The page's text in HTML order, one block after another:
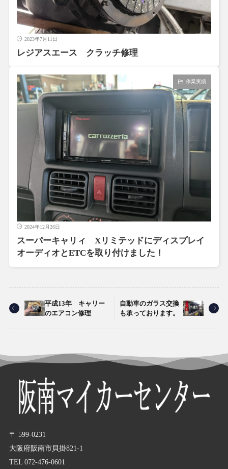
2023年7月11日
レジアスエース クラッチ修理
作業実績
2024年12月26日
スーパーキャリィ Xリミテッドにディスプレイ
オーディオとETCを取り付けました！
平成13年 キャリー
のエアコン修理
自動車のガラス交換
も承っております。
〒 599-0231
大阪府阪南市貝掛821-1
TEL 072-476-0601